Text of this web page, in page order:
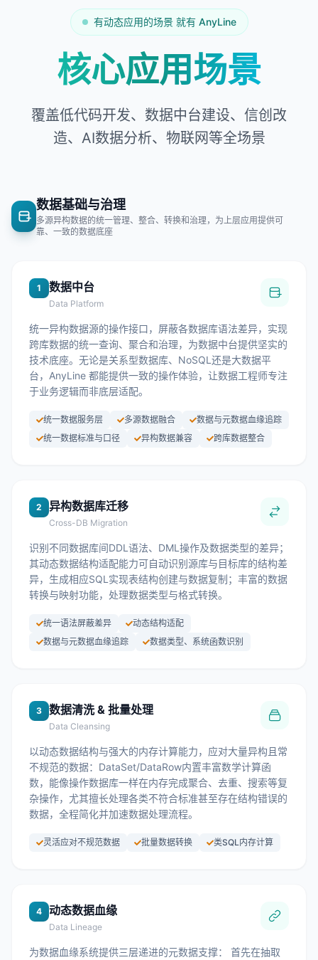
有动态应用的场景 就有 AnyLine
核心应用场景
覆盖低代码开发、数据中台建设、信创改
造、AI数据分析、物联网等全场景
数据基础与治理
多源异构数据的统一管理、整合、转换和治理，为上层应用提供可
靠、一致的数据底座
1 数据中台
Data Platform
统一异构数据源的操作接口，屏蔽各数据库语法差异，实现
跨库数据的统一查询、聚合和治理，为数据中台提供坚实的
技术底座。无论是关系型数据库、NoSQL还是大数据平
台，AnyLine 都能提供一致的操作体验，让数据工程师专注
于业务逻辑而非底层适配。
统一数据服务层 多源数据融合
数据与元数据血缘追踪
统一数据标准与口径
异构数据兼容 跨库数据整合
2 异构数据库迁移
Cross-DB Migration
识别不同数据库间DDL语法、DML操作及数据类型的差异；
其动态数据结构适配能力可自动识别源库与目标库的结构差
异，生成相应SQL实现表结构创建与数据复制；丰富的数据
转换与映射功能，处理数据类型与格式转换。
统一语法屏蔽差异
动态结构适配
数据与元数据血缘追踪
数据类型、系统函数识别
3 数据清洗 & 批量处理
Data Cleansing
以动态数据结构与强大的内存计算能力，应对大量异构且常
不规范的数据：DataSet/DataRow内置丰富数学计算函
数，能像操作数据库一样在内存完成聚合、去重、搜索等复
杂操作，尤其擅长处理各类不符合标准甚至存在结构错误的
数据，全程简化并加速数据处理流程。
灵活应对不规范数据 批量数据转换 类SQL内存计算
4 动态数据血缘
Data Lineage
为数据血缘系统提供三层递进的元数据支撑： 首先在抽取